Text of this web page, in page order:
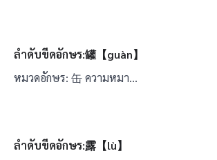
ลำดับขีดอักษร:罐【guàn】
หมวดอักษร: 缶 ความหมา…
ลำดับขีดอักษร:露【lù】